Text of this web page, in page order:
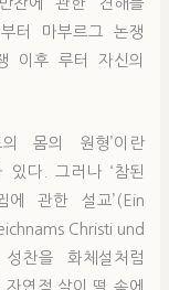
찬에 관한 견해를
터 마부르그 논쟁
이후 루터 자신의
몸의 원형’이란
다. 그러나 ‘참된
관한 설교’(Ein
Christi und
찬을 화체설처럼